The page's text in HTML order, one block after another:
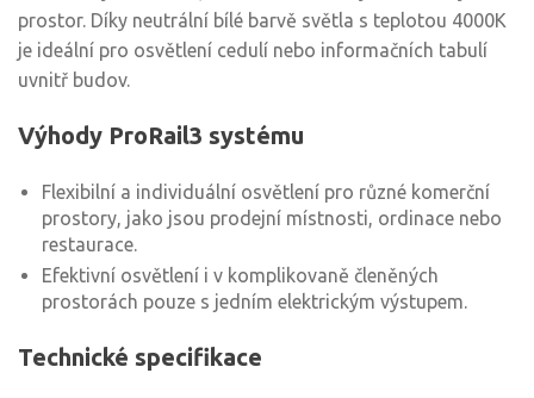
prostor. Díky neutrální bílé barvě světla s teplotou 4000K
je ideální pro osvětlení cedulí nebo informačních tabulí
uvnitř budov.
Výhody ProRail3 systému
Flexibilní a individuální osvětlení pro různé komerční
prostory, jako jsou prodejní místnosti, ordinace nebo
restaurace.
Efektivní osvětlení i v komplikovaně členěných
prostorách pouze s jedním elektrickým výstupem.
Technické specifikace